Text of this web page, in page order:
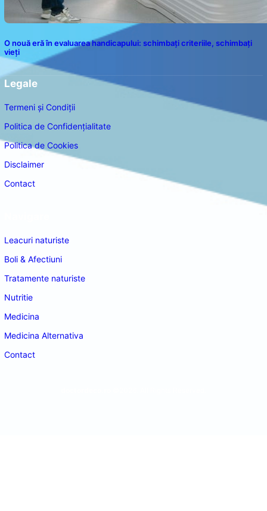
O nouă eră în evaluarea handicapului: schimbați criteriile, schimbați
vieți
Legale
Termeni și Condiții
Politica de Confidențialitate
Politica de Cookies
Disclaimer
Contact
Leacuri naturiste
Boli & Afectiuni
Tratamente naturiste
Nutritie
Medicina
Medicina Alternativa
Contact